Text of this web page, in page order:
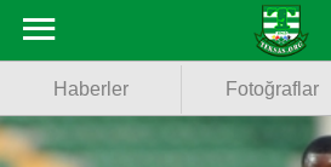
Fotoğraflar
Videolar
MENU
Haberler Fotoğraflar